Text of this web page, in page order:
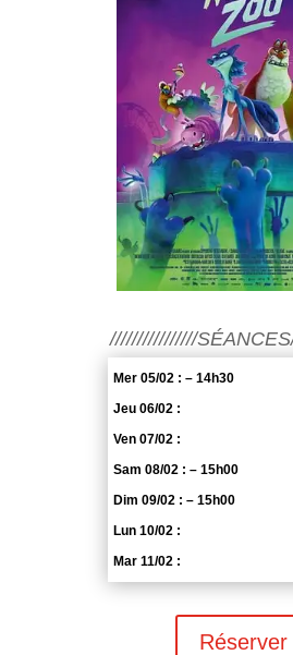
////////////////
Mer 05/02 : – 14h30
Jeu 06/02 :
Ven 07/02 :
Sam 08/02 : – 15h00
Dim 09/02 : – 15h00
Lun 10/02 :
Mar 11/02 :
Réserver